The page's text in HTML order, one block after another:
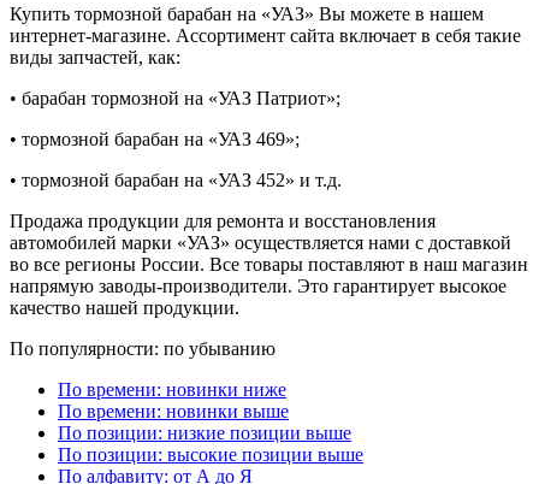
Купить тормозной барабан на «УАЗ» Вы можете в нашем
интернет-магазине. Ассортимент сайта включает в себя такие
виды запчастей, как:
• барабан тормозной на «УАЗ Патриот»;
• тормозной барабан на «УАЗ 469»;
• тормозной барабан на «УАЗ 452» и т.д.
Продажа продукции для ремонта и восстановления
автомобилей марки «УАЗ» осуществляется нами с доставкой
во все регионы России. Все товары поставляют в наш магазин
напрямую заводы-производители. Это гарантирует высокое
качество нашей продукции.
По популярности: по убыванию
По времени: новинки ниже
По времени: новинки выше
По позиции: низкие позиции выше
По позиции: высокие позиции выше
По алфавиту: от А до Я